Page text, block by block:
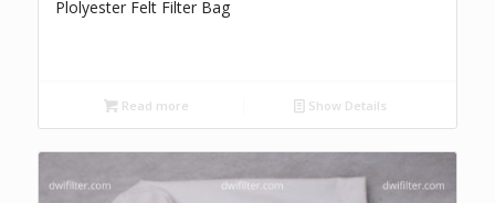
Plolyester Felt Filter Bag
Read more Show Details